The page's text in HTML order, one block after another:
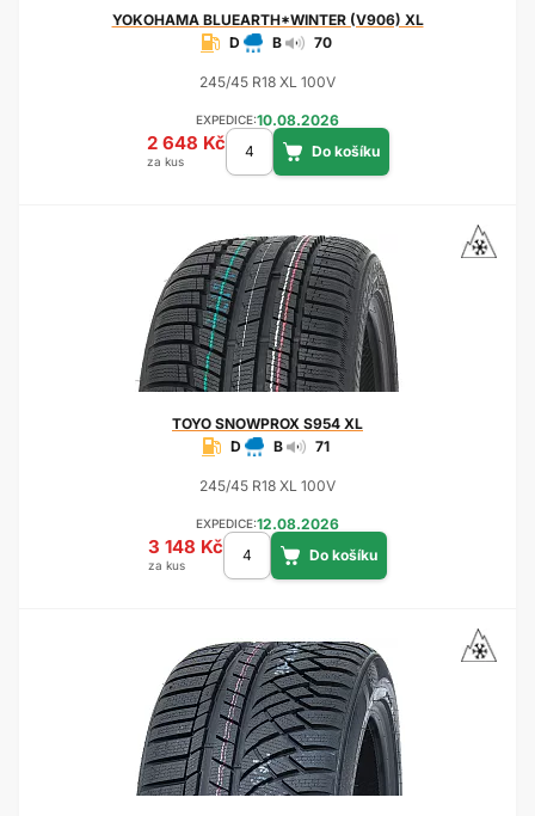
YOKOHAMABLUEARTH*WINTER (V906) XL
D
B 70
245/45 R18 XL 100V
EXPEDICE:10.08.2026
2 648 Kč
za kus
TOYO SNOWPROX S954 XL
D
B 71
245/45 R18 XL 100V
EXPEDICE:12.08.2026
3 148 Kč
za kus